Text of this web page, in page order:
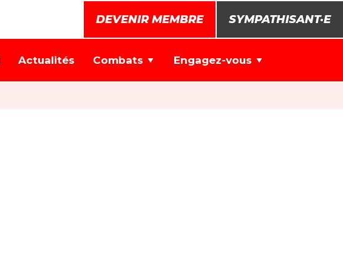
DEVENIR MEMBRE SYMPATHISANT·E
Actualités Combats Engagez-vous